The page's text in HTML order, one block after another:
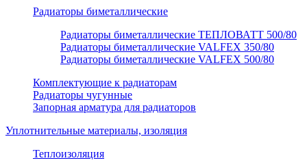
Радиаторы биметаллические
Радиаторы биметаллические ТЕПЛОВАТТ 500/80
Радиаторы биметаллические VALFEX 350/80
Радиаторы биметаллические VALFEX 500/80
Комплектующие к радиаторам
Радиаторы чугунные
Запорная арматура для радиаторов
Уплотнительные материалы, изоляция
Теплоизоляция